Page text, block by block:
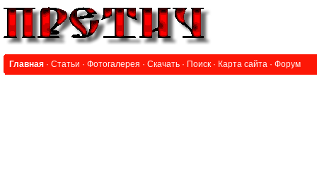
Главная · Статьи · Фотогалерея · Скачать · Поиск · Карта сайта · Форум